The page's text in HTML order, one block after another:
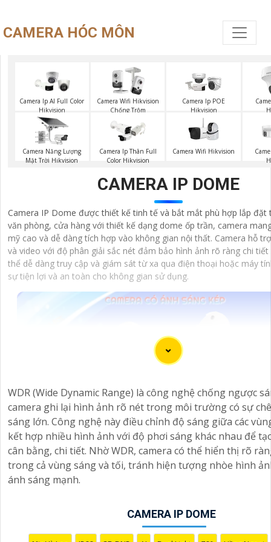
CAMERA HÓC MÔN
Camera Ip AI Full Color
Hikvision
Camera Wifi Hikvision
Chống Trộm
Camera Ip POE
Hikvision
Camera Năng Lượng
Mặt Trời Hikvision
Camera Ip Thân Full
Color Hikvision
Camera Wifi Hikvision
CAMERA IP DOME
Camera IP Dome được thiết kế tinh tế và bắt mắt phù hợp lắp đặt
văn phòng, cửa hàng với thiết kế dạng dome ốp trần, camera
mỹ cao và dễ dàng tích hợp vào không gian nội thất. Camera hỗ
và video với độ phân giải sắc nét đảm bảo hình ảnh rõ ràng chi
thể dễ dàng truy cập và giám sát từ xa qua điện thoại hoặc máy
sự tiện lợi và an toàn cho không gian sử dụng.
WDR (Wide Dynamic Range) là công nghệ chống ngược
camera ghi lại hình ảnh rõ nét trong môi trường có sự
sáng lớn. Công nghệ này điều chỉnh độ sáng giữa các
kết hợp nhiều hình ảnh với độ phơi sáng khác nhau để
cân bằng, chi tiết. Nhờ WDR, camera có thể hiển thị rõ
trong cả vùng sáng và tối, tránh hiện tượng nhòe hình
ánh sáng mạnh.
CAMERA IP DOME